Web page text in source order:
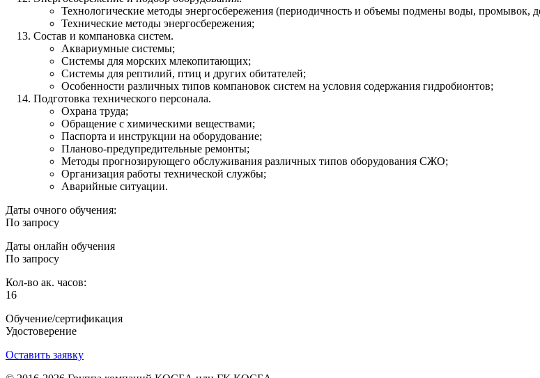
Технологические методы энергосбережения (периодичность и объемы подмены воды, промывок,
Технические методы энергосбережения;
Состав и компановка систем.
Аквариумные системы;
Системы для морских млекопитающих;
Системы для рептилий, птиц и других обитателей;
Особенности различных типов компановок систем на условия содержания гидробионтов;
Подготовка технического персонала.
Охрана труда;
Обращение с химическими веществами;
Паспорта и инструкции на оборудование;
Планово-предупредительные ремонты;
Методы прогнозирующего обслуживания различных типов оборудования СЖО;
Организация работы технической службы;
Аварийные ситуации.
Даты очного обучения:
По запросу
Даты онлайн обучения
По запросу
Кол-во ак. часов:
16
Обучение/сертификация
Удостоверение
Оставить заявку